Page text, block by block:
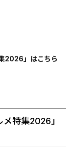
2026」はこちら
特集2026」